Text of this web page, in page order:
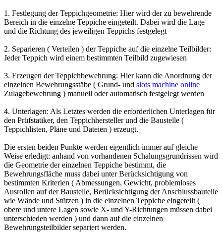
1. Festlegung der Teppichgeometrie: Hier wird der zu bewehrende
Bereich in die einzelne Teppiche eingeteilt. Dabei wird die Lage
und die Richtung des jeweiligen Teppichs festgelegt
2. Separieren ( Verteilen ) der Teppiche auf die einzelne Teilbilder:
Jeder Teppich wird einem bestimmten Teilbild zugewiesen
3. Erzeugen der Teppichbewehrung: Hier kann die Anordnung der
einzelnen Bewehrungsstäbe ( Grund- und slots machine online
Zulagebewehrung ) manuell oder automatisch festgelegt werden
4. Unterlagen: Als Letztes werden die erforderlichen Unterlagen für
den Prüfstatiker, den Teppichhersteller und die Baustelle (
Teppichlisten, Pläne und Dateien ) erzeugt.
Die ersten beiden Punkte werden eigentlich immer auf gleiche
Weise erledigt: anhand von vorhandenen Schalungsgrundrissen wird
die Geometrie der einzelnen Teppiche bestimmt, die
Bewehrungsfläche muss dabei unter Berücksichtigung von
bestimmten Kriterien ( Abmessungen, Gewicht, problemloses
Ausrollen auf der Baustelle, Berücksichtigung der Anschlussbauteile
wie Wände und Stützen ) in die einzelnen Teppiche eingeteilt (
obere und untere Lagen sowie X- und Y-Richtungen müssen dabei
unterschieden werden ) und dann auf die einzelnen
Bewehrungsteilbilder separiert werden.